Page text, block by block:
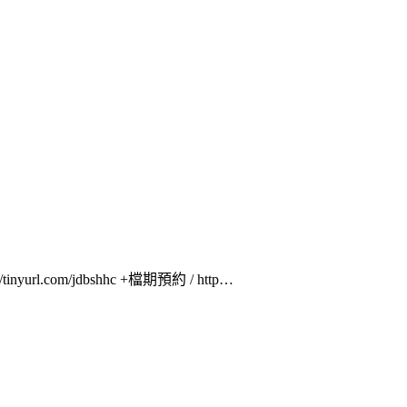
jdbshhc +檔期預約 / http…